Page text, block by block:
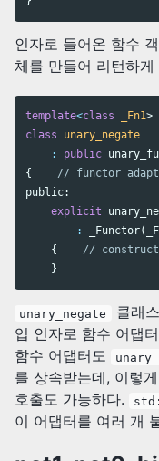
인자로 들어온 함수
체를 만들어 리턴하게
template<class _Fn1>
class
unary_negate
:
public
{
// functor
public:
explicit
:
_Functor(
{
//
}
unary_negate 클래
입 인자로 함수 어댑
함수 어댑터도
를 상속받는데, 이렇
호출도 가능하다.
이 어댑터를 여러 개